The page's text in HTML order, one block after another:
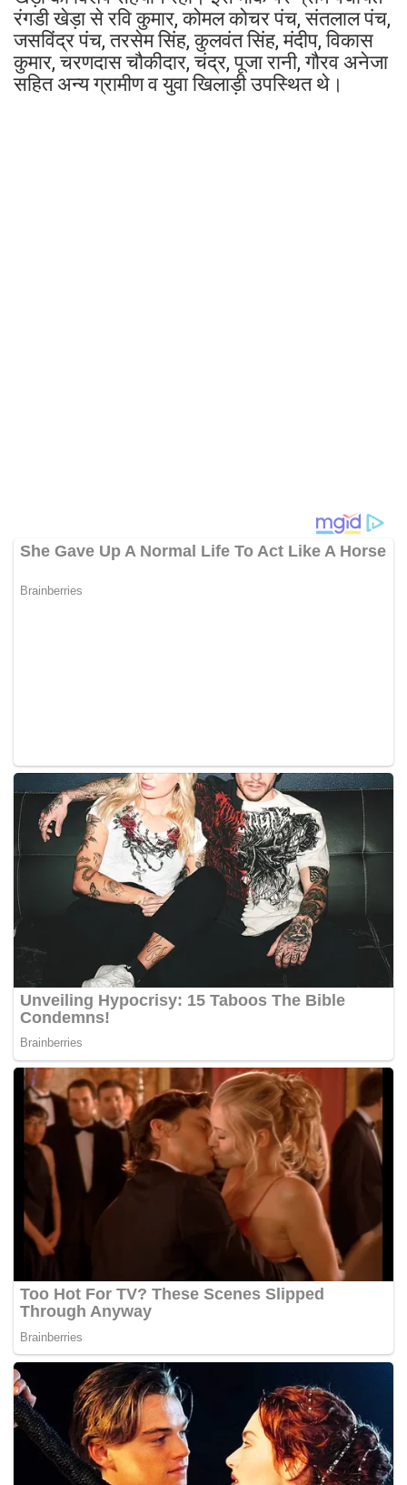
रंगडी खेड़ा से रवि कुमार, कोमल कोचर पंच, संतलाल पंच,
जसविंद्र पंच, तरसेम सिंह, कुलवंत सिंह, मंदीप, विकास
कुमार, चरणदास चौकीदार, चंद्र, पूजा रानी, गौरव अनेजा
सहित अन्य ग्रामीण व युवा खिलाड़ी उपस्थित थे।